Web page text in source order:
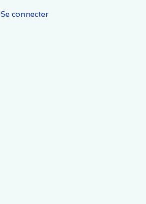
Se connecter